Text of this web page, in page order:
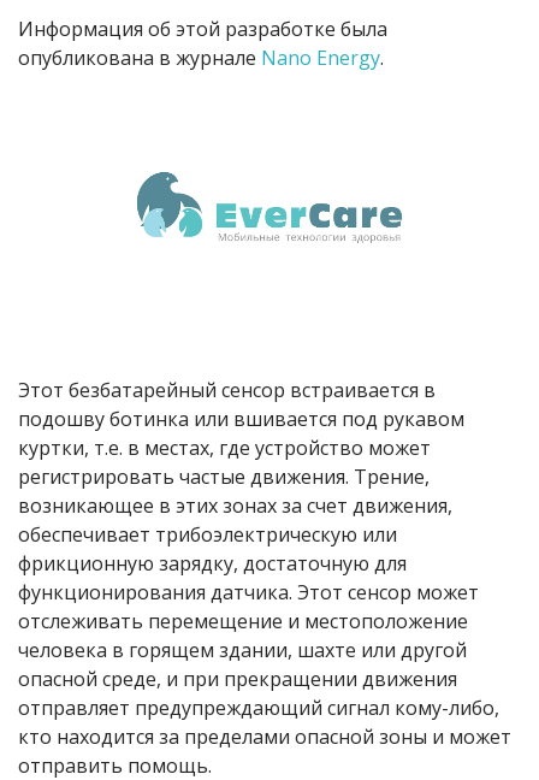
Информация об этой разработке была
опубликована в журнале Nano Energy.
Этот безбатарейный сенсор встраивается в
подошву ботинка или вшивается под рукавом
куртки, т.е. в местах, где устройство может
регистрировать частые движения. Трение,
возникающее в этих зонах за счет движения,
обеспечивает трибоэлектрическую или
фрикционную зарядку, достаточную для
функционирования датчика. Этот сенсор может
отслеживать перемещение и местоположение
человека в горящем здании, шахте или другой
опасной среде, и при прекращении движения
отправляет предупреждающий сигнал кому-либо,
кто находится за пределами опасной зоны и может
отправить помощь.